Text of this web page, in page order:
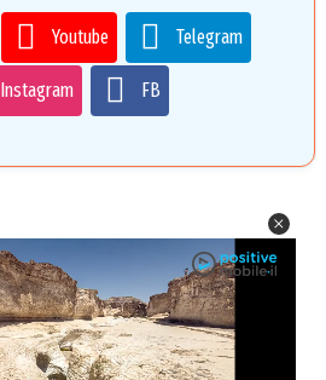
Youtube Telegram
Instagram FB